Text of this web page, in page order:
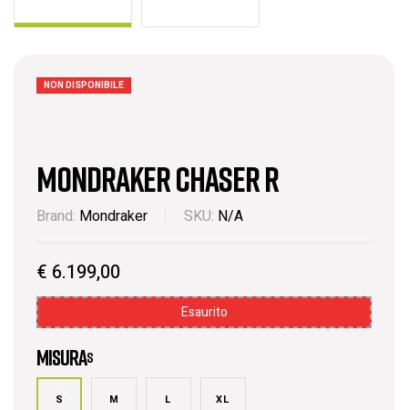
NON DISPONIBILE
Mondraker CHASER R
Brand: Mondraker SKU: N/A
€ 6.199,00
Esaurito
Misuras
S M L XL